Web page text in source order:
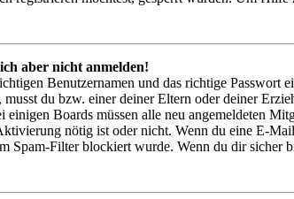
aber nicht anmelden!
Benutzernamen und das richtige Passwort
musst du bzw. einer deiner Eltern oder deiner
Boards müssen alle neu angemeldeten
nötig ist oder nicht. Wenn du eine E-
Spam-Filter blockiert wurde. Wenn du dir sicher